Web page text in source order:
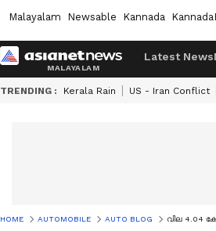
Malayalam Newsable Kannada
Latest News
TRENDING : Kerala Rain US - Iran Conflict
HOME AUTOMOBILE AUTO BLOG വില 4.04